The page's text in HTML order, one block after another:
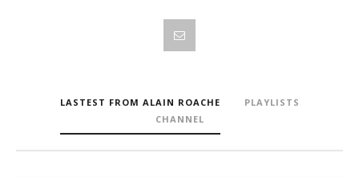
LASTEST FROM ALAIN ROACHE
PLAYLISTS
CHANNEL